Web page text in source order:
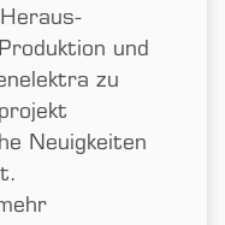
und
zu
Neuigkeiten